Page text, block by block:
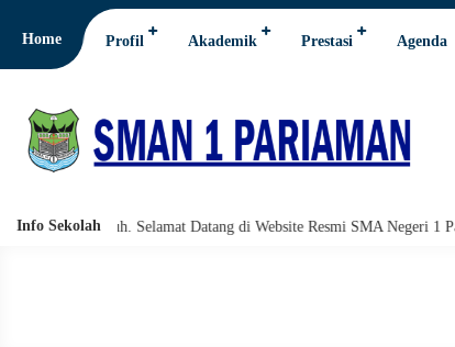
Home Profil Akademik Prestasi Agenda
Info SekolahSelamat Datang di Website Resmi SMA Negeri 1